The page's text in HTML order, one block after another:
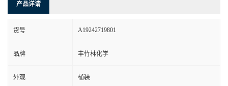
产品详请
货号 A19242719801
品牌 丰竹林化学
外观 桶装